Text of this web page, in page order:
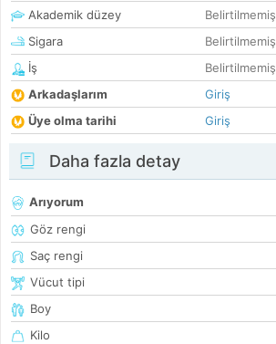
Akademik düzey
Belirtilmemiş
Sigara
Belirtilmemiş
İş
Belirtilmemiş
Arkadaşlarım
Giriş
Üye olma tarihi
Giriş
Daha fazla detay
Arıyorum
Göz rengi
Saç rengi
Vücut tipi
Boy
Kilo